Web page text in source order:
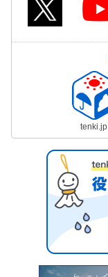
tenki.jp